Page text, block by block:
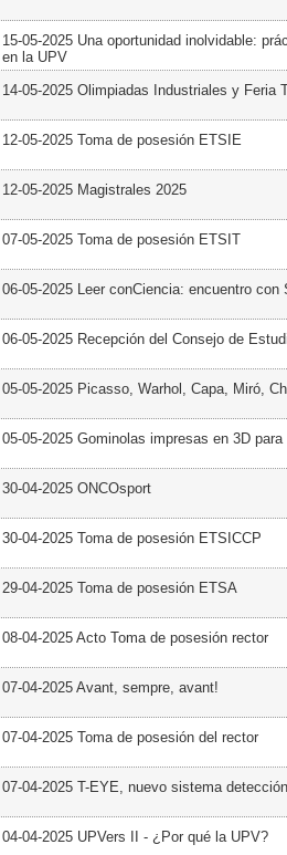
15-05-2025 Una oportunidad inolvidable:
en la UPV
14-05-2025 Olimpiadas Industriales y Feria
12-05-2025 Toma de posesión ETSIE
12-05-2025 Magistrales 2025
07-05-2025 Toma de posesión ETSIT
06-05-2025 Leer conCiencia: encuentro con
06-05-2025 Recepción del Consejo de
05-05-2025 Picasso, Warhol, Capa, Miró,
05-05-2025 Gominolas impresas en 3D
30-04-2025 ONCOsport
30-04-2025 Toma de posesión ETSICCP
29-04-2025 Toma de posesión ETSA
08-04-2025 Acto Toma de posesión rector
07-04-2025 Avant, sempre, avant!
07-04-2025 Toma de posesión del rector
07-04-2025 T-EYE, nuevo sistema
04-04-2025 UPVers II - ¿Por qué la UPV?